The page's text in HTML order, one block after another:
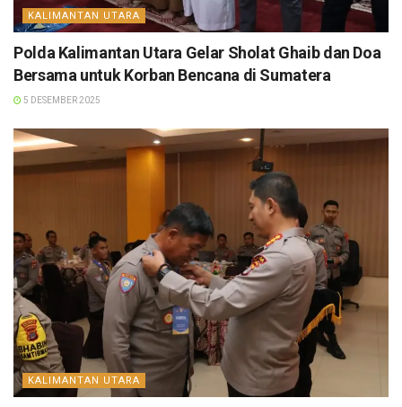
KALIMANTAN UTARA
Polda Kalimantan Utara Gelar Sholat Ghaib dan Doa
Bersama untuk Korban Bencana di Sumatera
5 DESEMBER 2025
KALIMANTAN UTARA